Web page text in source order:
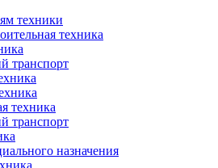
техники
техника
транспорт
техника
транспорт
назначения